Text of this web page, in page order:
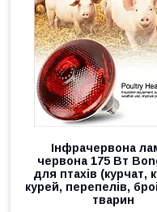
Інфрачервона
червона 175 Вт
для птахів (курчат,
курей, перепелів,
тварин